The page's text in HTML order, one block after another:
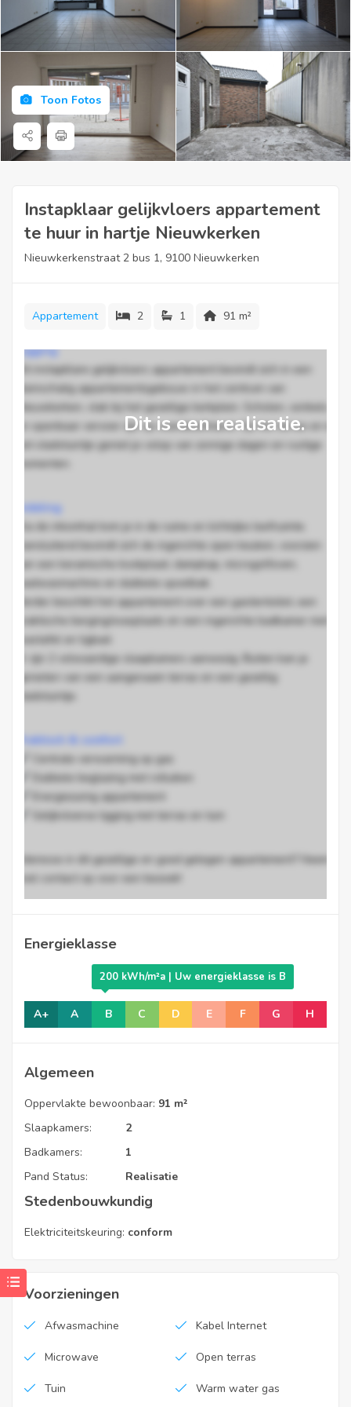
Toon Fotos
Instapklaar gelijkvloers appartement
te huur in hartje Nieuwkerken
Nieuwkerkenstraat 2 bus 1, 9100 Nieuwkerken
Appartement 2 1 91 m²
Dit is een realisatie.
Ligging
Dit instapklare gelijkvloers appartement bevindt zich in een
kleinschalig appartementsgebouw in het centrum van
Nieuwkerken, vlak bij het gezellige kerkplein. Scholen, winkels
en openbaar vervoer zijn op wandelafstand. Op het terras en in
het stadstuintje geniet je volop van zonnige dagen en rustige
momenten.
Indeling
Via de inkomhal kom je in de ruime en lichtrijke leefruimte.
Aansluitend bevindt zich de ingerichte open keuken, voorzien
van een keramische kookplaat, dampkap, microgolfoven,
vaatwasmachine en dubbele spoelbak.
Verder beschikt het appartement over een gastentoilet, een
praktische berging/wasplaats en een ingerichte badkamer met
wastafel en ligbad.
Er zijn 2 volwaardige slaapkamers aanwezig. Buiten kan je
genieten van een aangenaam terras en een gezellig
stadstuintje.
Praktisch & comfort
Centrale verwarming op gas
Dubbele beglazing met rolluiken
Energiezuinig appartement
Gelijkvloerse ligging met terras en tuin
Interesse in dit gezellige en goed gelegen appartement? Neem
snel contact op voor een bezoek!
20260130-0003787749-RES-1
€0
Energieklasse
A+ A B
200 kWh/m²a | Uw energieklasse is B
C D E F G H
Algemeen
Oppervlakte bewoonbaar: 91 m²
Slaapkamers:
2
Badkamers:
1
Pand Status:
Realisatie
Stedenbouwkundig
Elektriciteitskeuring: conform
Voorzieningen
Afwasmachine Kabel Internet
Microwave Open terras
Tuin Warm water gas